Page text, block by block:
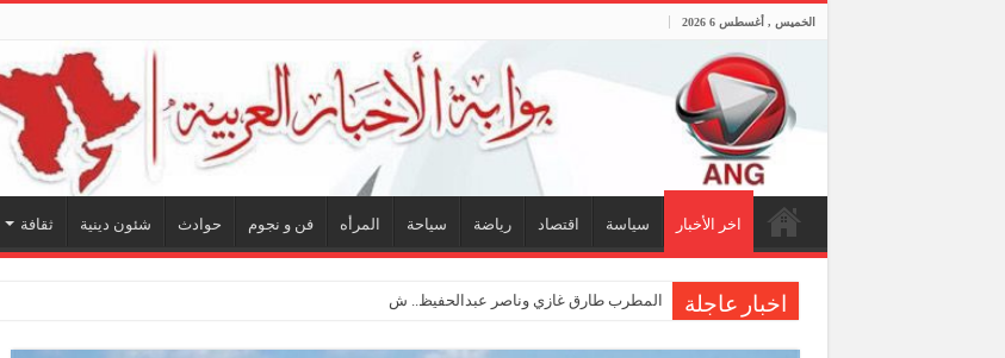
الخميس , أغسطس 6 2026
اخر الأخبار سياسة اقتصاد رياضة سياحة المرأه فن و نجوم حوادث شئون دينية ثقافة
اخبار عاجلة المطرب طارق غازي وناصر عبدالحفيظ.. شراكة فنية ترسم ملامح مس